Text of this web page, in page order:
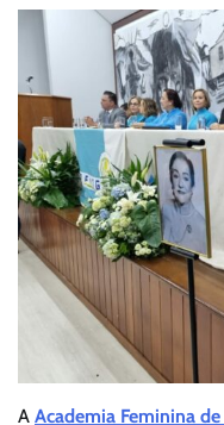
A Academia Feminina